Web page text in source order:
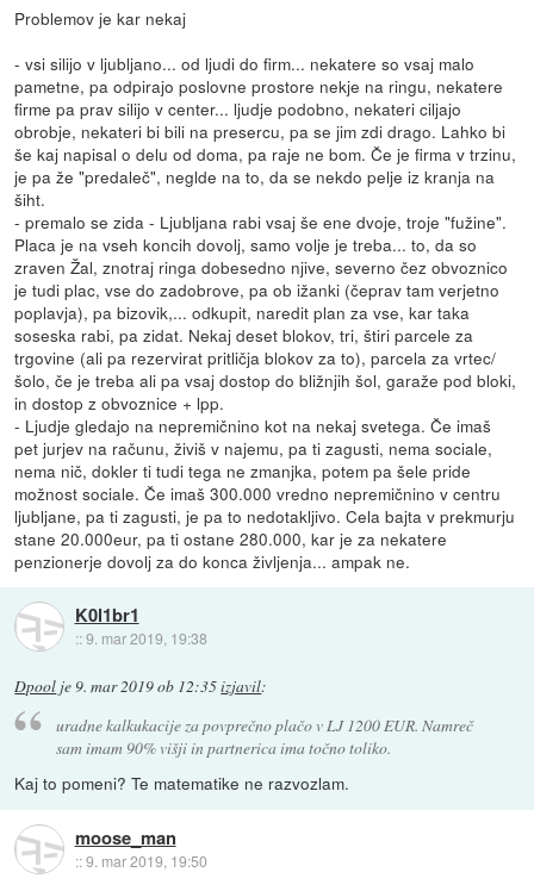
Problemov je kar nekaj
- vsi silijo v ljubljano... od ljudi do firm... nekatere so vsaj malo
pametne, pa odpirajo poslovne prostore nekje na ringu, nekatere
firme pa prav silijo v center... ljudje podobno, nekateri ciljajo
obrobje, nekateri bi bili na presercu, pa se jim zdi drago. Lahko bi
še kaj napisal o delu od doma, pa raje ne bom. Če je firma v trzinu,
je pa že "predaleč", neglde na to, da se nekdo pelje iz kranja na
šiht.
- premalo se zida - Ljubljana rabi vsaj še ene dvoje, troje "fužine".
Placa je na vseh koncih dovolj, samo volje je treba... to, da so
zraven Žal, znotraj ringa dobesedno njive, severno čez obvoznico
je tudi plac, vse do zadobrove, pa ob ižanki (čeprav tam verjetno
poplavja), pa bizovik,... odkupit, naredit plan za vse, kar taka
soseska rabi, pa zidat. Nekaj deset blokov, tri, štiri parcele za
trgovine (ali pa rezervirat pritličja blokov za to), parcela za vrtec/
šolo, če je treba ali pa vsaj dostop do bližnjih šol, garaže pod bloki,
in dostop z obvoznice + lpp.
- Ljudje gledajo na nepremičnino kot na nekaj svetega. Če imaš
pet jurjev na računu, živiš v najemu, pa ti zagusti, nema sociale,
nema nič, dokler ti tudi tega ne zmanjka, potem pa šele pride
možnost sociale. Če imaš 300.000 vredno nepremičnino v centru
ljubljane, pa ti zagusti, je pa to nedotakljivo. Cela bajta v prekmurju
stane 20.000eur, pa ti ostane 280.000, kar je za nekatere
penzionerje dovolj za do konca življenja... ampak ne.
K0l1br1
::9. mar 2019, 19:38
Dpool je9. mar 2019 ob 12:35izjavil:
uradne kalkukacije za povprečno plačo v LJ 1200 EUR. Namreč
sam imam 90% višji in partnerica ima točno toliko.
Kaj to pomeni? Te matematike ne razvozlam.
moose_man
::9. mar 2019, 19:50